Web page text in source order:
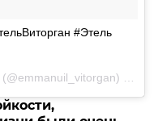
#Этель
(@emmanuil_vitorgan)